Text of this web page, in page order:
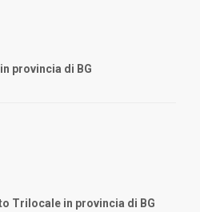
provincia di BG
Trilocale in provincia di BG